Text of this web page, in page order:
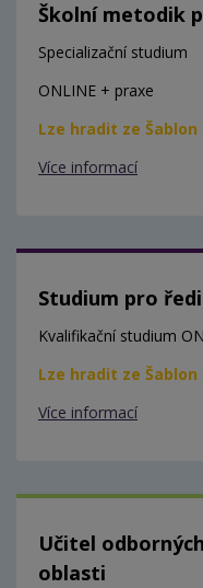
Školní metodik
Specializační studium
ONLINE + praxe
Lze hradit ze Šablon
Více informací
Studium pro
Kvalifikační studium
Lze hradit ze Šablon
Více informací
Učitel
oblasti